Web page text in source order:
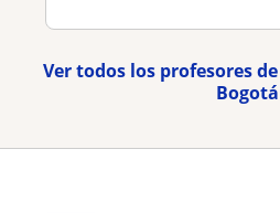
Ver todos los profesores
Bogotá